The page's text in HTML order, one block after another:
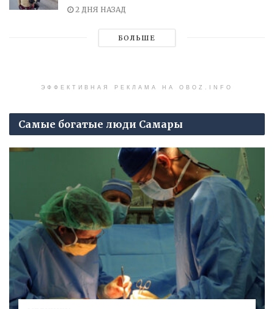
2 ДНЯ НАЗАД
БОЛЬШЕ
ЭФФЕКТИВНАЯ РЕКЛАМА НА OBOZ.INFO
Самые богатые люди Самары